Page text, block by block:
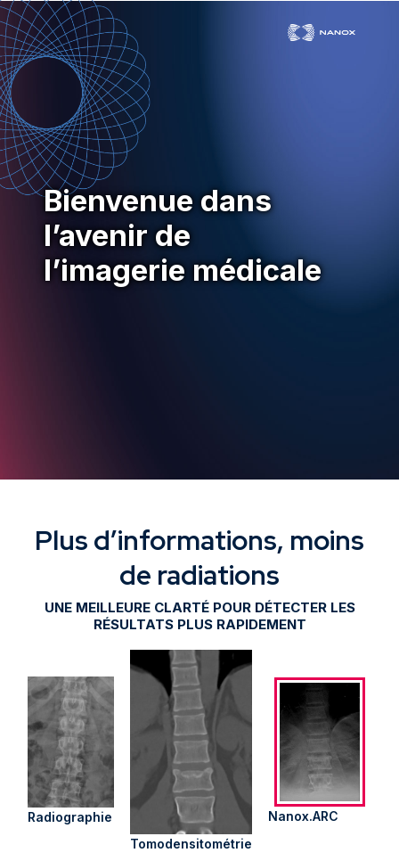
Bienvenue dans
l’avenir de
l’imagerie médicale
Plus d’informations, moins
de radiations
UNE MEILLEURE CLARTÉ POUR DÉTECTER LES
RÉSULTATS PLUS RAPIDEMENT
Radiographie
Tomodensitométrie
Nanox.ARC